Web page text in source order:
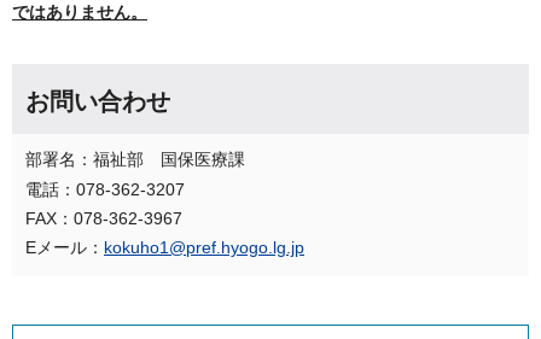
ではありません。
お問い合わせ
部署名：福祉部 国保医療課
電話：078-362-3207
FAX：078-362-3967
Eメール： kokuho1@pref.hyogo.lg.jp